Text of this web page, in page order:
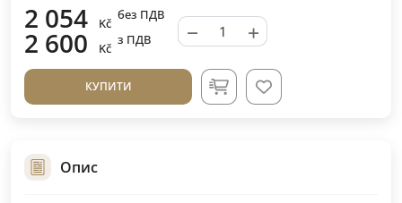
2 054 Kč
без ПДВ
2 600 Kč
з ПДВ − +
КУПИТИ
Опис